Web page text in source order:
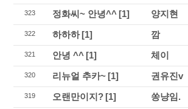
323 정화씨~ 안녕^^ [1] 양지현
322 하하하[1] 깜
321 안녕 ^^ [1] 체이
320 리뉴얼 추카~ [1] 권유진v
319 오랜만이지? [1] 쏭냥임.